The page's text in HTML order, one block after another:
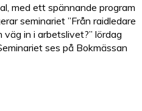
med ett spännande program
seminariet ”Från raidledare
in i arbetslivet?” lördag
ses på Bokmässan